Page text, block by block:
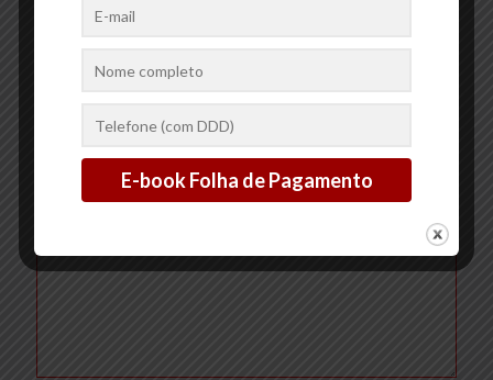
Ler mais
obrigatórios são marcados com*
Comentário*